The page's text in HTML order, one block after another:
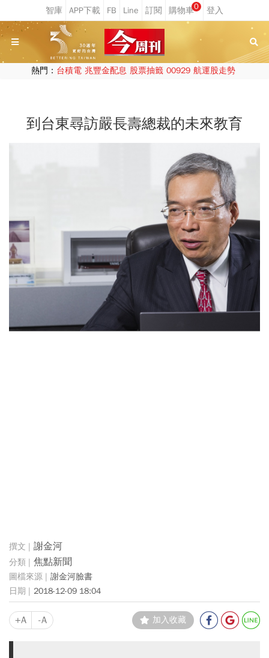
0
熱門： 台積電 兆豐金配息 股票抽籤 00929 航運股走勢
到台東尋訪嚴長壽總裁的未來教育
謝金河
焦點新聞
謝金河臉書
2018-12-09 18:04
+A -A 加入收藏